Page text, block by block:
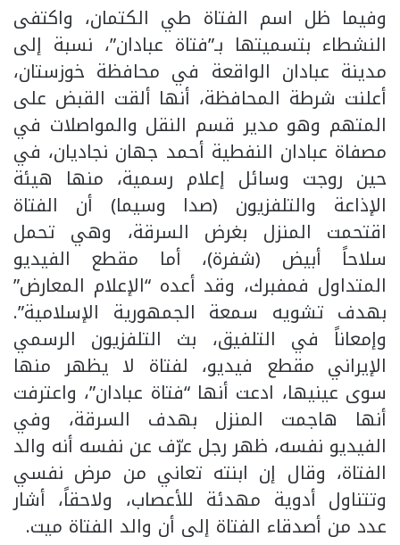
وفيما ظل اسم الفتاة طي الكتمان، واكتفى
النشطاء بتسميتها بـ”فتاة عبادان”، نسبة إلى
مدينة عبادان الواقعة في محافظة خوزستان،
أعلنت شرطة المحافظة، أنها ألقت القبض على
المتهم وهو مدير قسم النقل والمواصلات في
مصفاة عبادان النفطية أحمد جهان نجاديان، في
حين روجت وسائل إعلام رسمية، منها هيئة
الإذاعة والتلفزيون (صدا وسيما) أن الفتاة
اقتحمت المنزل بغرض السرقة، وهي تحمل
سلاحاً أبيض (شفرة)، أما مقطع الفيديو
المتداول فمفبرك، وقد أعده “الإعلام المعارض”
بهدف تشويه سمعة الجمهورية الإسلامية”.
وإمعاناً في التلفيق، بث التلفزيون الرسمي
الإيراني مقطع فيديو، لفتاة لا يظهر منها
سوى عينيها، ادعت أنها “فتاة عبادان”، واعترفت
أنها هاجمت المنزل بهدف السرقة، وفي
الفيديو نفسه، ظهر رجل عرّف عن نفسه أنه والد
الفتاة، وقال إن ابنته تعاني من مرض نفسي
وتتناول أدوية مهدئة للأعصاب، ولاحقاً، أشار
عدد من أصدقاء الفتاة إلى أن والد الفتاة ميت.